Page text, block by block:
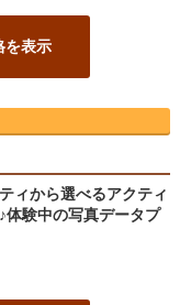
を表示
ィから選べるアクティ
体験中の写真データプ